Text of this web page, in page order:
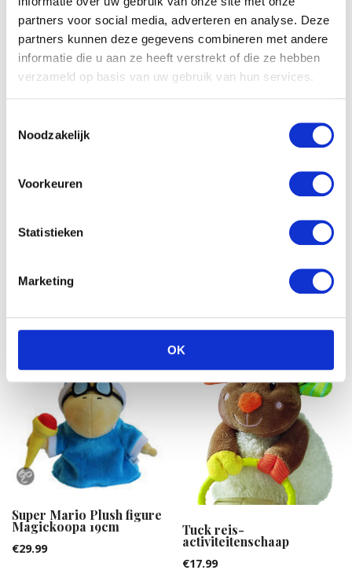
partners voor social media, adverteren en analyse. Deze
partners kunnen deze gegevens combineren met andere
informatie die u aan ze heeft verstrekt of die ze hebben
verzameld op basis van uw gebruik van hun services.
Noodzakelijk
Voorkeuren
Statistieken
Marketing
OK
Gerelateerde producten
ZEELEEUW MET BEANS
Tqs 4-delige babycadeau
Super Mario Plush figure
Magickoopa 19cm
€29.99
Tuck reis-
activiteitenschaap
€17.99